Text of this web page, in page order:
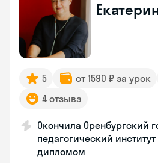
5 от 1590 ₽ за урок
4 отзыва
Окончила Оренбургский
педагогический
дипломом